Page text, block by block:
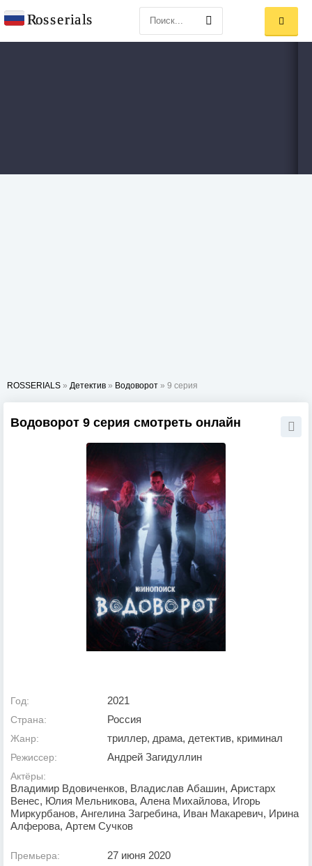
ROSSERIALS » Детектив » Водоворот » 9 серия
Водоворот 9 серия смотреть онлайн
Год: 2021
Страна: Россия
Жанр: триллер, драма, детектив, криминал
Режиссер: Андрей Загидуллин
Актёры:
Владимир Вдовиченков, Владислав Абашин, Аристарх
Венес, Юлия Мельникова, Алена Михайлова, Игорь
Миркурбанов, Ангелина Загребина, Иван Макаревич, Ирина
Алферова, Артем Сучков
Премьера: 27 июня 2020